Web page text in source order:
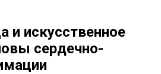
и искусственное
сердечно-